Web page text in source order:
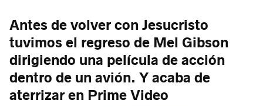
Antes de volver con Jesucristo
tuvimos el regreso de Mel Gibson
dirigiendo una película de acción
dentro de un avión. Y acaba de
aterrizar en Prime Video